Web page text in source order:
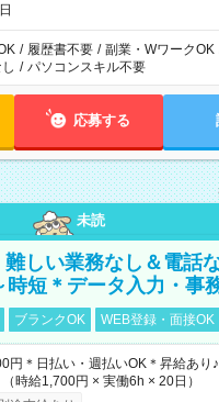
/ 履歴書不要 / 副業・WワークOK
/ パソコンスキル不要
応募する
未読
難しい業務なし＆電話
時短＊データ入力・事
ブランクOK WEB登録・面接OK
円＊日払い・週払いOK＊昇給あり
時給1,700円 × 実働6h × 20日）